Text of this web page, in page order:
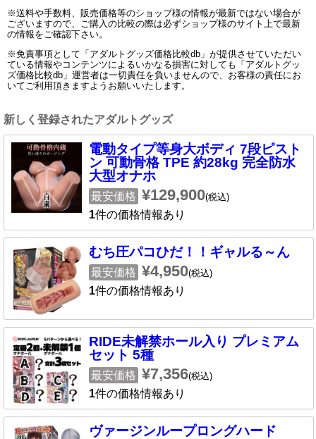
※送料や手数料、販売価格等のショップ様の情報が最新ではない場合が
ございますので、ご購入の比較の際は必ずショップ様のサイト上で最新
の情報をご確認下さい。
※免責事項として「アダルトグッズ価格比較db」が提供させていただい
ている情報やコンテンツによるいかなる損害に対しても「アダルトグッ
ズ価格比較db」運営者は一切責任を負いませんので、お客様の責任にお
いてご利用頂きますようお願いいたします。
新しく登録されたアダルトグッズ
電動タイプ等身大ボディ 7段ピスト
ン 可動骨格 TPE 約28kg 完全防水
大型オナホ
最安価格 ¥129,900(税込)
1件の価格情報あり
むち圧パコひだ！！ギャルる～ん
最安価格 ¥4,950(税込)
1件の価格情報あり
RIDE未解禁ホール入り プレミアム
セット 5種
最安価格 ¥7,356(税込)
1件の価格情報あり
ヴァージンループロングハード